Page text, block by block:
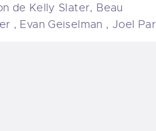
FAMILY
de Kelly Slater, Beau
, Evan Geiselman , Joel